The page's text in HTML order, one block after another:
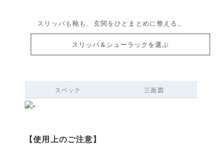
スリッパも靴も、玄関をひとまとめに整える。
スリッパ＆シューラックを選ぶ
スペック 三面図
【使用上のご注意】